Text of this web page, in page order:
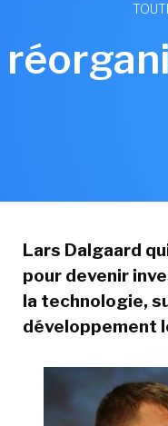
Lars Dalgaard
pour devenir
la technologie,
développement